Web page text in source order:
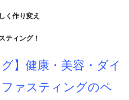
く作り変え
ティング！
】健康・美容・ダイ
ァスティングのペ